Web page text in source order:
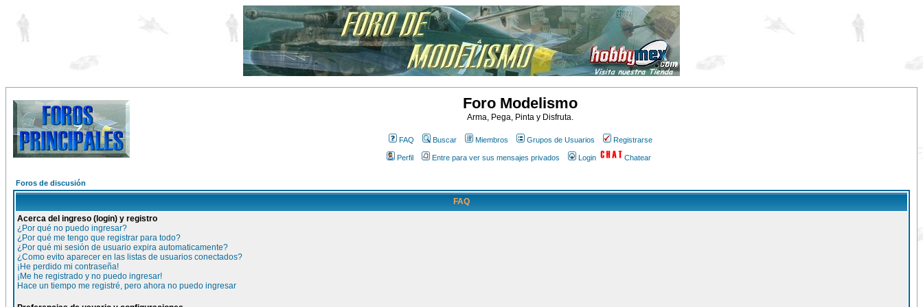
Foro Modelismo
Arma, Pega, Pinta y Disfruta.
FAQ Buscar Miembros Grupos de Usuarios Registrarse
Perfil Entre para ver sus mensajes privados Login Chatear
Foros de discusión
FAQ
Acerca del ingreso (login) y registro
¿Por qué no puedo ingresar?
¿Por qué me tengo que registrar para todo?
¿Por qué mi sesión de usuario expira automaticamente?
¿Como evito aparecer en las listas de usuarios conectados?
¡He perdido mi contraseña!
¡Me he registrado y no puedo ingresar!
Hace un tiempo me registré, pero ahora no puedo ingresar